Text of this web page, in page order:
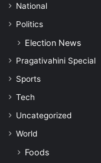
National
Politics
Election News
Pragativahini Special
Sports
Tech
Uncategorized
World
Foods